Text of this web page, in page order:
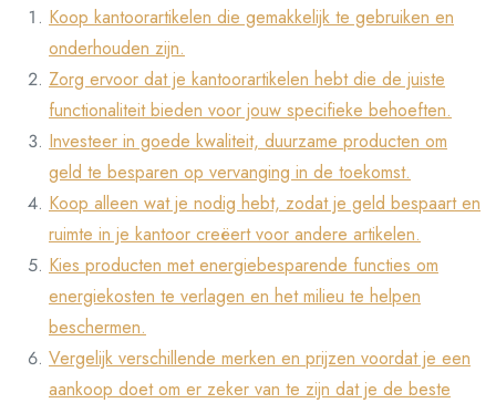
Koop kantoorartikelen die gemakkelijk te gebruiken en
onderhouden zijn.
Zorg ervoor dat je kantoorartikelen hebt die de juiste
functionaliteit bieden voor jouw specifieke behoeften.
Investeer in goede kwaliteit, duurzame producten om
geld te besparen op vervanging in de toekomst.
Koop alleen wat je nodig hebt, zodat je geld bespaart en
ruimte in je kantoor creëert voor andere artikelen.
Kies producten met energiebesparende functies om
energiekosten te verlagen en het milieu te helpen
beschermen.
Vergelijk verschillende merken en prijzen voordat je een
aankoop doet om er zeker van te zijn dat je de beste